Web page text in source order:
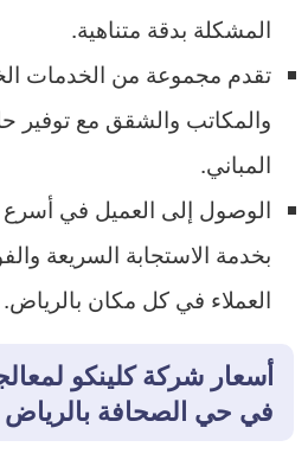
المشكلة بدقة متناهية.
تقدم مجموعة من الخدمات
والمكاتب والشقق مع توفير
المباني.
الوصول إلى العميل في
بخدمة الاستجابة السريعة
العملاء في كل مكان بالرياض.
أسعار شركة كلينكو
في حي الصحافة بالرياض